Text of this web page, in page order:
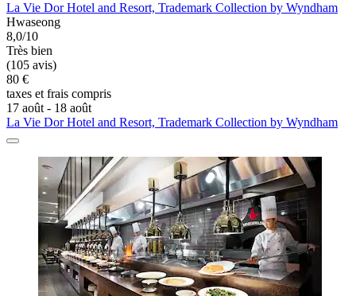
La Vie Dor Hotel and Resort, Trademark Collection by Wyndham
Hwaseong
8,0/10
Très bien
(105 avis)
80 €
taxes et frais compris
17 août - 18 août
La Vie Dor Hotel and Resort, Trademark Collection by Wyndham